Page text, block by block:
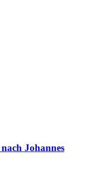
Johannes